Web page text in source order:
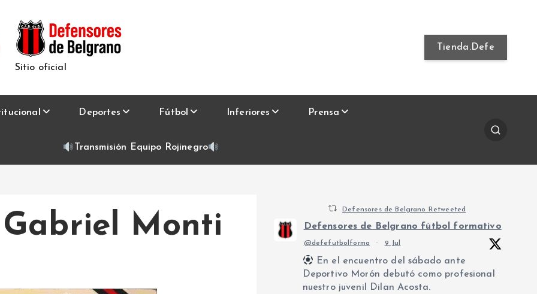
Sitio oficial
Tienda.Defe
Deportes Fútbol Inferiores Prensa
Transmisión Equipo Rojinegro
Monti
Defensores de Belgrano Retweeted
Defensores de Belgrano fútbol formativo
@defefutbolforma · 9 Jul
En el encuentro del sábado ante
Deportivo Morón debutó como profesional
nuestro juvenil Dilan Acosta.